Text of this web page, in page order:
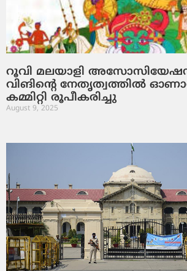
റൂവി മലയാളി
വിങിന്റെ നേതൃത്വത്തിൽ
കമ്മിറ്റി രൂപീകരിച്ചു
August 9, 2025